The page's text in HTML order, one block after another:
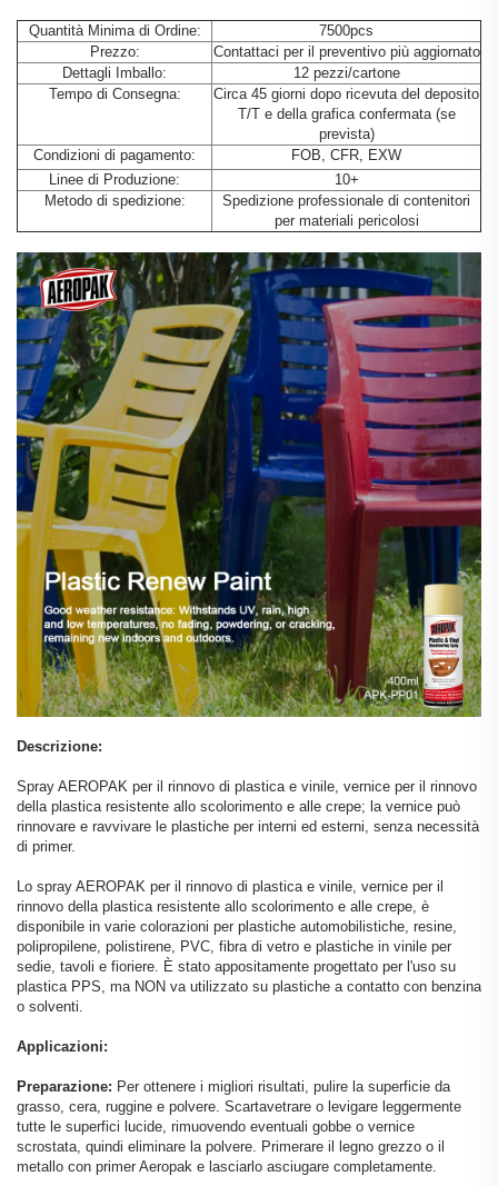
Quantità Minima di Ordine:
7500pcs
Prezzo:
Contattaci per il preventivo più aggiornato
Dettagli Imballo:
12 pezzi/cartone
Tempo di Consegna:
Circa 45 giorni dopo ricevuta del deposito
T/T e della grafica confermata (se
prevista)
Condizioni di pagamento:
FOB, CFR, EXW
Linee di Produzione:
10+
Metodo di spedizione:
Spedizione professionale di contenitori
per materiali pericolosi
Descrizione:
Spray AEROPAK per il rinnovo di plastica e vinile, vernice per il rinnovo
della plastica resistente allo scolorimento e alle crepe; la vernice può
rinnovare e ravvivare le plastiche per interni ed esterni, senza necessità
di primer.
Lo spray AEROPAK per il rinnovo di plastica e vinile, vernice per il
rinnovo della plastica resistente allo scolorimento e alle crepe, è
disponibile in varie colorazioni per plastiche automobilistiche, resine,
polipropilene, polistirene, PVC, fibra di vetro e plastiche in vinile per
sedie, tavoli e fioriere. È stato appositamente progettato per l'uso su
plastica PPS, ma NON va utilizzato su plastiche a contatto con benzina
o solventi.
Applicazioni:
Preparazione: Per ottenere i migliori risultati, pulire la superficie da
grasso, cera, ruggine e polvere. Scartavetrare o levigare leggermente
tutte le superfici lucide, rimuovendo eventuali gobbe o vernice
scrostata, quindi eliminare la polvere. Primerare il legno grezzo o il
metallo con primer Aeropak e lasciarlo asciugare completamente.